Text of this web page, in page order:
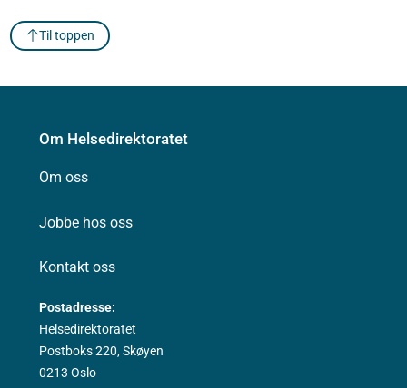
Til toppen
Om Helsedirektoratet
Om oss
Jobbe hos oss
Kontakt oss
Postadresse:
Helsedirektoratet
Postboks 220, Skøyen
0213 Oslo